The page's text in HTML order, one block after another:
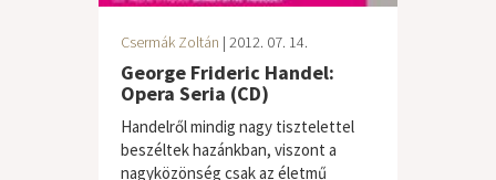
Csermák Zoltán | 2012. 07. 14.
George Frideric Handel:
Opera Seria (CD)
Handelről mindig nagy tisztelettel
beszéltek hazánkban, viszont a
nagyközönség csak az életmű